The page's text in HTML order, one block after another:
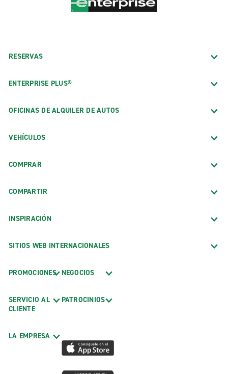
RESERVAS
ENTERPRISE PLUS®
OFICINAS DE ALQUILER DE AUTOS
VEHÍCULOS
COMPRAR
COMPARTIR
INSPIRACIÓN
SITIOS WEB INTERNACIONALES
PROMOCIONES
SERVICIO AL
CLIENTE
LA EMPRESA
NEGOCIOS
PATROCINIOS